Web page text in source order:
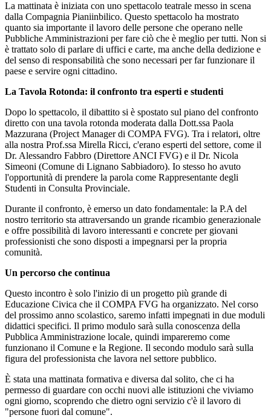
La mattinata è iniziata con uno spettacolo teatrale messo in scena
dalla Compagnia Pianiinbilico. Questo spettacolo ha mostrato
quanto sia importante il lavoro delle persone che operano nelle
Pubbliche Amministrazioni per fare ciò che è meglio per tutti. Non si
è trattato solo di parlare di uffici e carte, ma anche della dedizione e
del senso di responsabilità che sono necessari per far funzionare il
paese e servire ogni cittadino.
La Tavola Rotonda: il confronto tra esperti e studenti
Dopo lo spettacolo, il dibattito si è spostato sul piano del confronto
diretto con una tavola rotonda moderata dalla Dott.ssa Paola
Mazzurana (Project Manager di COMPA FVG). Tra i relatori, oltre
alla nostra Prof.ssa Mirella Ricci, c'erano esperti del settore, come il
Dr. Alessandro Fabbro (Direttore ANCI FVG) e il Dr. Nicola
Simeoni (Comune di Lignano Sabbiadoro). Io stesso ho avuto
l'opportunità di prendere la parola come Rappresentante degli
Studenti in Consulta Provinciale.
Durante il confronto, è emerso un dato fondamentale: la P.A del
nostro territorio sta attraversando un grande ricambio generazionale
e offre possibilità di lavoro interessanti e concrete per giovani
professionisti che sono disposti a impegnarsi per la propria
comunità.
Un percorso che continua
Questo incontro è solo l'inizio di un progetto più grande di
Educazione Civica che il COMPA FVG ha organizzato. Nel corso
del prossimo anno scolastico, saremo infatti impegnati in due moduli
didattici specifici. Il primo modulo sarà sulla conoscenza della
Pubblica Amministrazione locale, quindi impareremo come
funzionano il Comune e la Regione. Il secondo modulo sarà sulla
figura del professionista che lavora nel settore pubblico.
È stata una mattinata formativa e diversa dal solito, che ci ha
permesso di guardare con occhi nuovi alle istituzioni che viviamo
ogni giorno, scoprendo che dietro ogni servizio c'è il lavoro di
"persone fuori dal comune".